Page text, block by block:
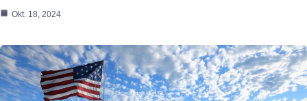
Okt. 18, 2024